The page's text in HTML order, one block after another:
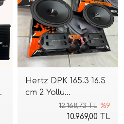
Hertz DPK 165.3 16.5
cm 2 Yollu
Komponent Seti | 80
W RMS / 160 W Peak
12.168,73 TL %9
10.969,00 TL